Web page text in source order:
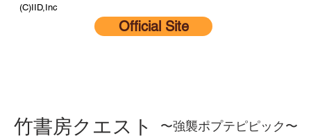
(C)IID,Inc
Official Site
竹書房クエスト〜強襲ポプテピピック〜